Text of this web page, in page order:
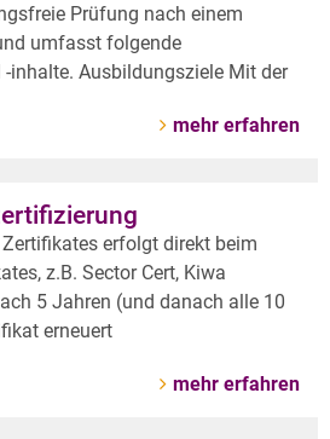
Prüfung nach einem
umfasst folgende
inhalte. Ausbildungsziele Mit der
mehr erfahren
Zertifikates erfolgt direkt beim
z.B. Sector Cert, Kiwa
5 Jahren (und danach alle 10
erneuert
mehr erfahren